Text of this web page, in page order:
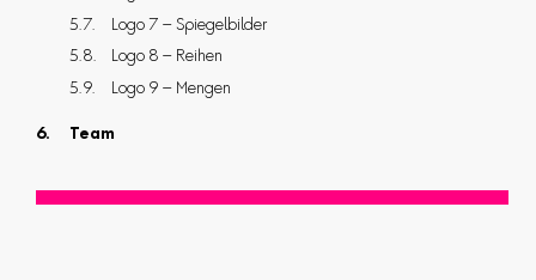
Logo 7 – Spiegelbilder
Logo 8 – Reihen
Logo 9 – Mengen
Team